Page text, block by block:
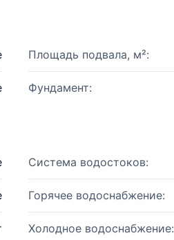
Площадь подвала, м²:
Фундамент:
Система водостоков:
Горячее водоснабжение:
Холодное водоснабжение: